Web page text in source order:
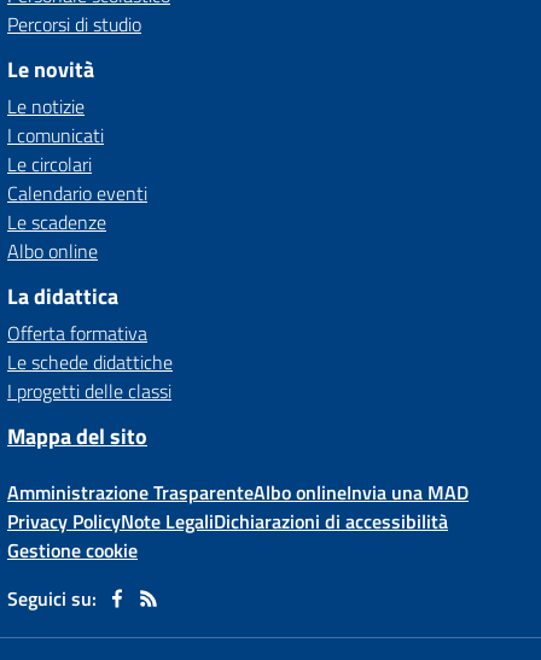
Percorsi di studio
Le novità
Le notizie
I comunicati
Le circolari
Calendario eventi
Le scadenze
Albo online
La didattica
Offerta formativa
Le schede didattiche
I progetti delle classi
Mappa del sito
Amministrazione TrasparenteAlbo onlineInvia una MAD
Privacy PolicyNote LegaliDichiarazioni di accessibilità
Gestione cookie
Seguici su: